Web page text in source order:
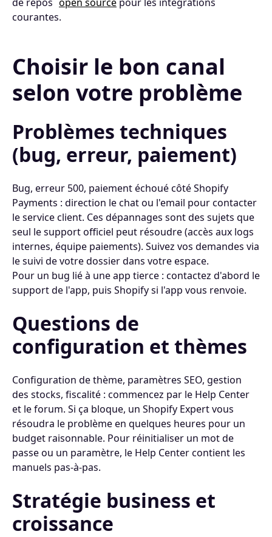
courantes.
Choisir le bon canal
selon votre problème
Problèmes techniques
(bug, erreur, paiement)
Bug, erreur 500, paiement échoué côté Shopify
Payments : direction le chat ou l'email pour contacter
le service client. Ces dépannages sont des sujets que
seul le support officiel peut résoudre (accès aux logs
internes, équipe paiements). Suivez vos demandes via
le suivi de votre dossier dans votre espace.
Pour un bug lié à une app tierce : contactez d'abord le
support de l'app, puis Shopify si l'app vous renvoie.
Questions de
configuration et thèmes
Configuration de thème, paramètres SEO, gestion
des stocks, fiscalité : commencez par le Help Center
et le forum. Si ça bloque, un Shopify Expert vous
résoudra le problème en quelques heures pour un
budget raisonnable. Pour réinitialiser un mot de
passe ou un paramètre, le Help Center contient les
manuels pas-à-pas.
Stratégie business et
croissance